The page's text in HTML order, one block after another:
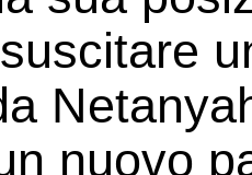
nuovo